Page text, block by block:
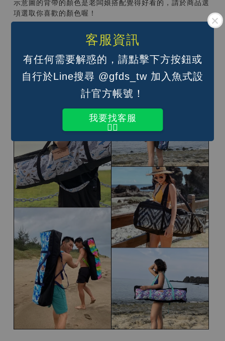
客服資訊
有任何需要解惑的，請點擊下方按鈕或
自行於Line搜尋 @gfds_tw 加入魚式設
計官方帳號！
我要找客服
👆🏽
示意圖的背帶的顏色是老闆娘搭配覺得好看的，請於商品選
項選取你喜歡的顏色喔！
條喔）；
手提（單肩背帶調到最短即可）